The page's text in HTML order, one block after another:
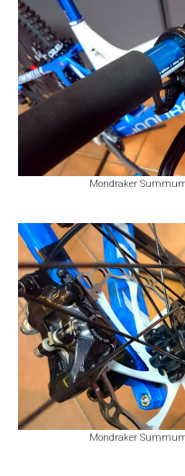
Mondraker
Mondraker